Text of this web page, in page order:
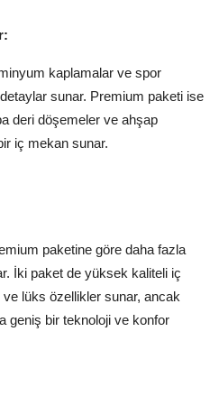
kaplamalar ve spor
sunar. Premium paketi ise
deri döşemeler ve ahşap
iç mekan sunar.
paketine göre daha fazla
İki paket de yüksek kaliteli iç
lüks özellikler sunar, ancak
geniş bir teknoloji ve konfor